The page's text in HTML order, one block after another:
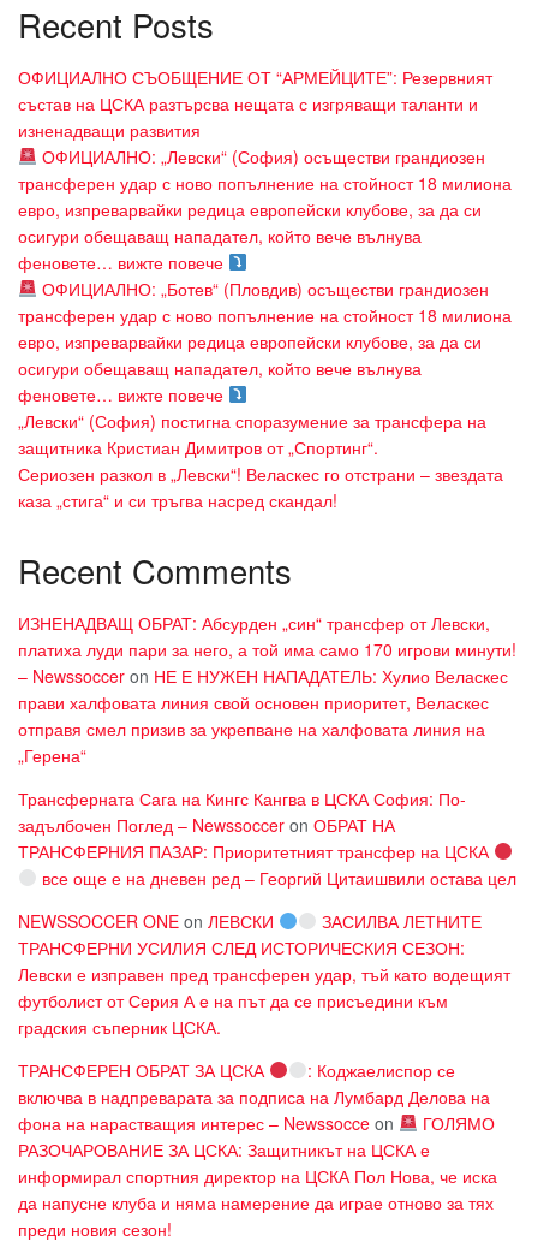
Recent Posts
ОФИЦИАЛНО СЪОБЩЕНИЕ ОТ “АРМЕЙЦИТЕ”: Резервният
състав на ЦСКА разтърсва нещата с изгряващи таланти и
изненадващи развития
ОФИЦИАЛНО: „Левски“ (София) осъществи грандиозен
трансферен удар с ново попълнение на стойност 18 милиона
евро, изпреварвайки редица европейски клубове, за да си
осигури обещаващ нападател, който вече вълнува
феновете… вижте повече
ОФИЦИАЛНО: „Ботев“ (Пловдив) осъществи грандиозен
трансферен удар с ново попълнение на стойност 18 милиона
евро, изпреварвайки редица европейски клубове, за да си
осигури обещаващ нападател, който вече вълнува
феновете… вижте повече
„Левски“ (София) постигна споразумение за трансфера на
защитника Кристиан Димитров от „Спортинг“.
Сериозен разкол в „Левски“! Веласкес го отстрани – звездата
каза „стига“ и си тръгва насред скандал!
Recent Comments
ИЗНЕНАДВАЩ ОБРАТ: Абсурден „син“ трансфер от Левски,
платиха луди пари за него, а той има само 170 игрови минути!
– Newssoccer on НЕ Е НУЖЕН НАПАДАТЕЛЬ: Хулио Веласкес
прави халфовата линия свой основен приоритет, Веласкес
отправя смел призив за укрепване на халфовата линия на
„Герена“
Трансферната Сага на Кингс Кангва в ЦСКА София: По-
задълбочен Поглед – Newssoccer on ОБРАТ НА
ТРАНСФЕРНИЯ ПАЗАР: Приоритетният трансфер на ЦСКА
все още е на дневен ред – Георгий Цитаишвили остава цел
NEWSSOCCER ONE on ЛЕВСКИ
ЗАСИЛВА ЛЕТНИТЕ
ТРАНСФЕРНИ УСИЛИЯ СЛЕД ИСТОРИЧЕСКИЯ СЕЗОН:
Левски е изправен пред трансферен удар, тъй като водещият
футболист от Серия А е на път да се присъедини към
градския съперник ЦСКА.
ТРАНСФЕРЕН ОБРАТ ЗА ЦСКА
: Коджаелиспор се
включва в надпреварата за подписа на Лумбард Делова на
фона на нарастващия интерес – Newssocce on
ГОЛЯМО
РАЗОЧАРОВАНИЕ ЗА ЦСКА: Защитникът на ЦСКА е
информирал спортния директор на ЦСКА Пол Нова, че иска
да напусне клуба и няма намерение да играе отново за тях
преди новия сезон!